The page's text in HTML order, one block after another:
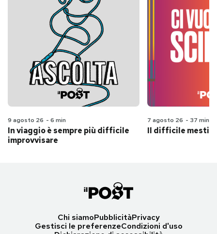
9 agosto 26 - 6 min
In viaggio è sempre più difficile
improvvisare
7 agosto 26 - 37 min
Il difficile
Chi siamoPubblicitàPrivacy
Gestisci le preferenzeCondizioni d'uso